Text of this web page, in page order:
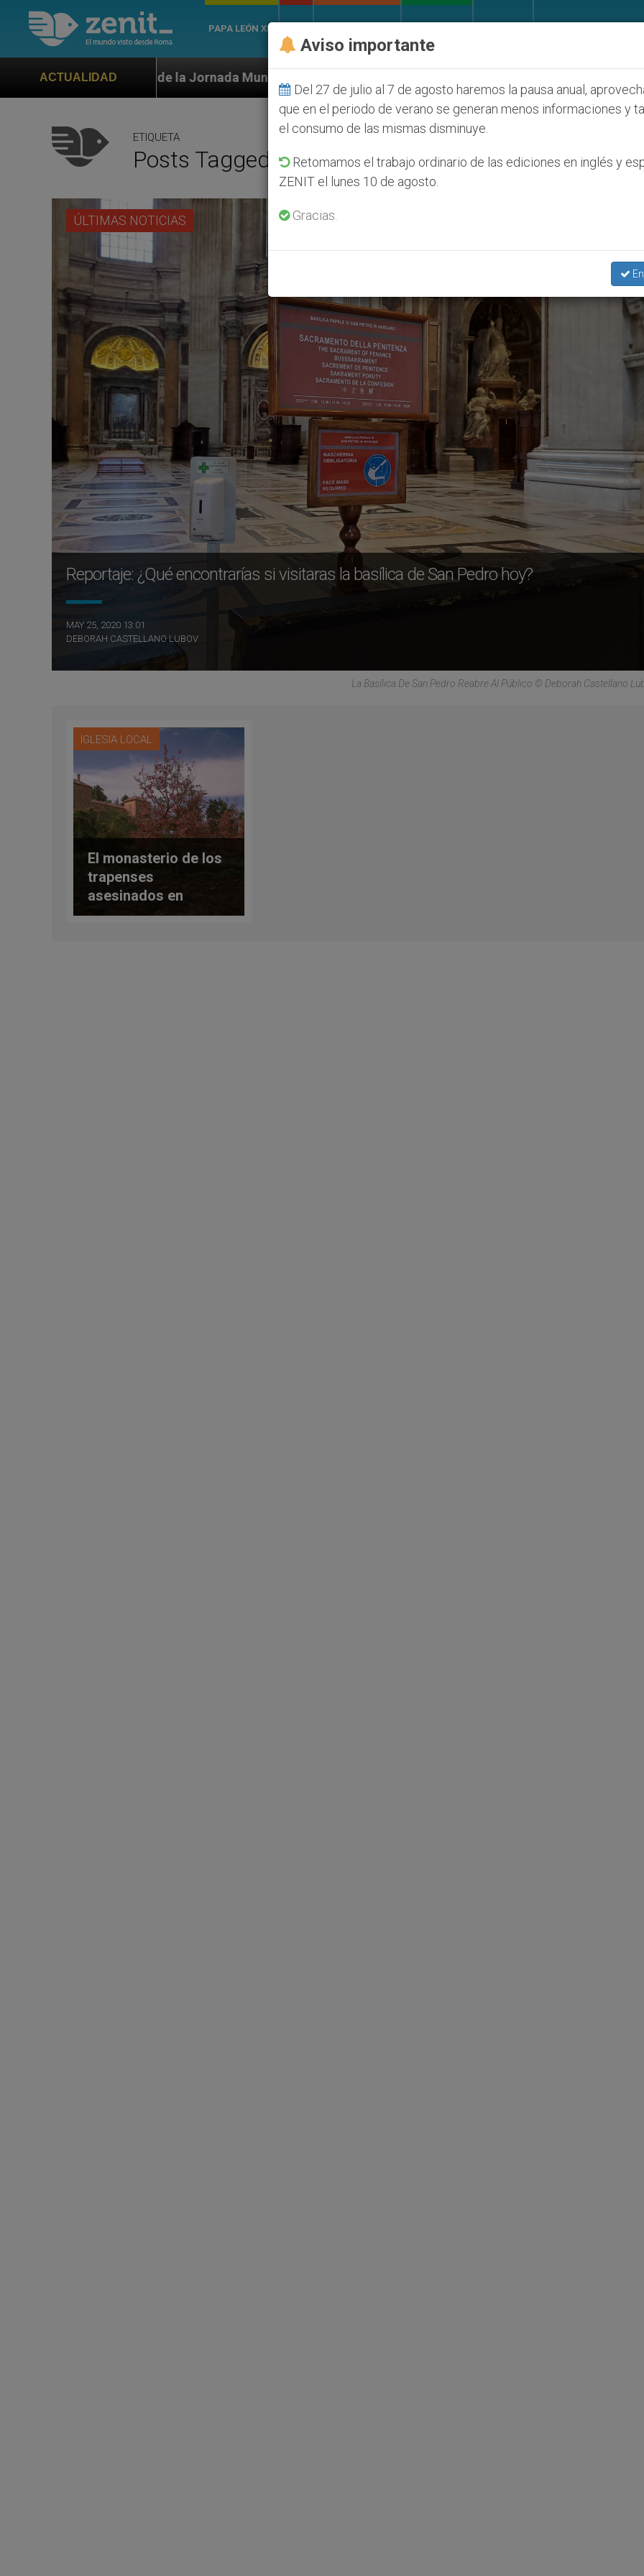
PAPA LEÓN XIV
ACTUALIDAD
la Jornada Mundial de la Juventud Seúl 2027 ONU se pronuncia ante caso de obispo católico
ETIQUETA
Posts Tagged ‘reabre’
ÚLTIMAS NOTICIAS
Reportaje: ¿Qué encontrarías si visitaras la basílica de San Pedro hoy?
MAY 25, 2020 13:01
DEBORAH CASTELLANO LUBOV
La Basílica De San Pedro Reabre Al Público © Deborah Castellano
IGLESIA LOCAL
El monasterio de los
trapenses
asesinados en
Algeria abre 20 años
Aviso importante
Del 27 de julio al 7 de agosto haremos la pausa anual,
que en el periodo de verano se generan menos informaciones y
el consumo de las mismas disminuye.
Retomamos el trabajo ordinario de las ediciones en inglés y
ZENIT el lunes 10 de agosto.
Gracias.